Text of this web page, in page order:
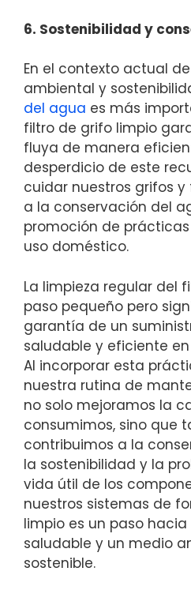
6. Sostenibilidad y
En el contexto actual
ambiental y
del agua es más
filtro de grifo limpio
fluya de manera
desperdicio de este
cuidar nuestros grifos
a la conservación del
promoción de
uso doméstico.
La limpieza regular del
paso pequeño pero
garantía de un
saludable y eficiente
Al incorporar esta
nuestra rutina de
no solo mejoramos la
consumimos, sino que
contribuimos a la
la sostenibilidad y la
vida útil de los
nuestros sistemas de
limpio es un paso
saludable y un medio
sostenible.